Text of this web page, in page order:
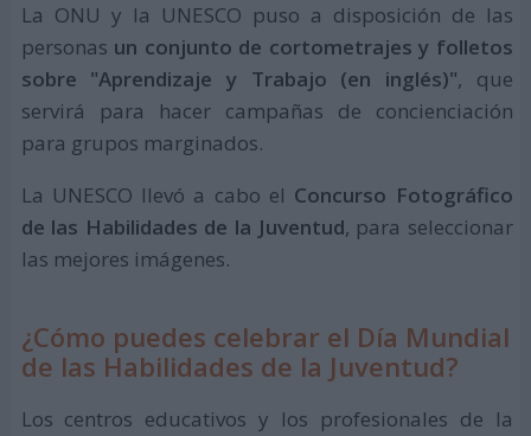
La ONU y la UNESCO puso a disposición de las
personas un conjunto de cortometrajes y folletos
sobre "Aprendizaje y Trabajo (en inglés)", que
servirá para hacer campañas de concienciación
para grupos marginados.
La UNESCO llevó a cabo el Concurso Fotográfico
de las Habilidades de la Juventud, para seleccionar
las mejores imágenes.
¿Cómo puedes celebrar el Día Mundial
de las Habilidades de la Juventud?
Los centros educativos y los profesionales de la